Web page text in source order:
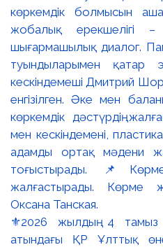
⚜️2026 жылдың 4 тамыз
атындағы ҚР Ұлттық